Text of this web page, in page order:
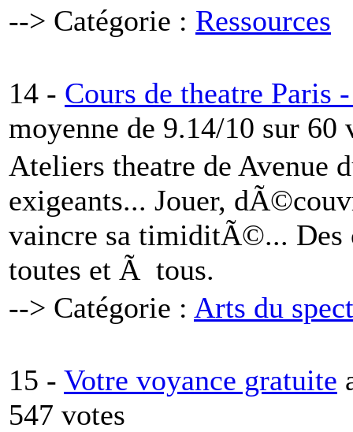
--> Catégorie : Ressources
14 - Cours de theatre Paris
moyenne de 9.14/10 sur 60
Ateliers theatre de Avenue
exigeants... Jouer,
vaincre sa timiditÃ©...
toutes et Ã tous.
--> Catégorie : Arts du
15 - Votre voyance gratuite
547 votes